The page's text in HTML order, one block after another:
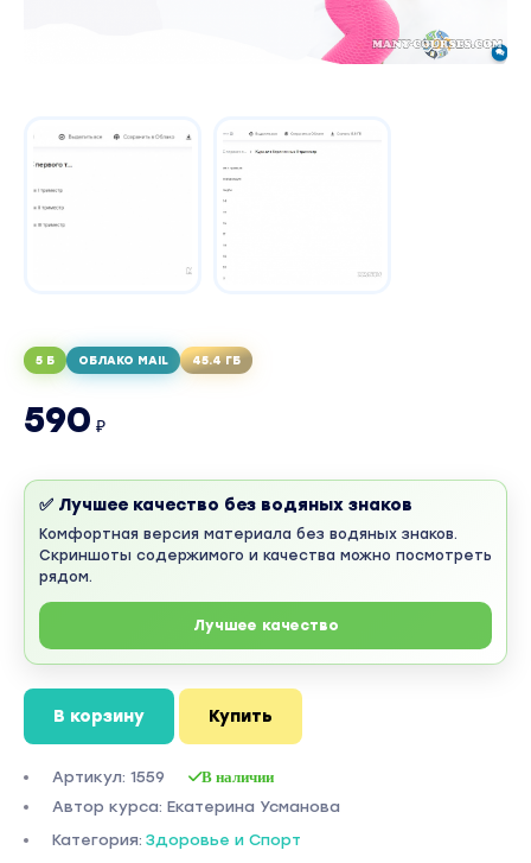
5 Б ОБЛАКО MAIL 45.4 ГБ
590 ₽
✅ Лучшее качество без водяных знаков
Комфортная версия материала без водяных знаков.
Скриншоты содержимого и качества можно посмотреть
рядом.
Лучшее качество
В корзину Купить
Артикул: 1559 В наличии
Автор курса: Екатерина Усманова
Категория: Здоровье и Спорт